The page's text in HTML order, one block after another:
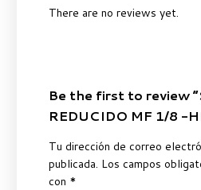
There are no reviews yet.
Be the first to review
REDUCIDO MF 1/8 -
Tu dirección de correo
publicada. Los campos
con *